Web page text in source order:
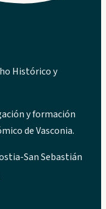
Histórico y
y formación
de Vasconia.
San Sebastián